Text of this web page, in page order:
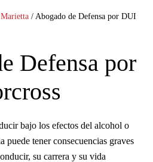
/ Abogado de Defensa por DUI
Defensa por
bajo los efectos del alcohol o
puede tener consecuencias graves
su carrera y su vida